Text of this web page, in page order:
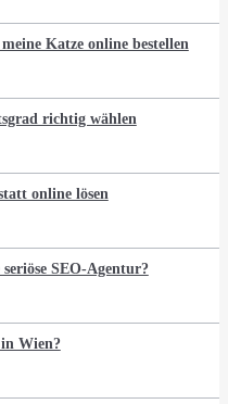
Katze online bestellen
richtig wählen
online lösen
SEO-Agentur?
Wien?